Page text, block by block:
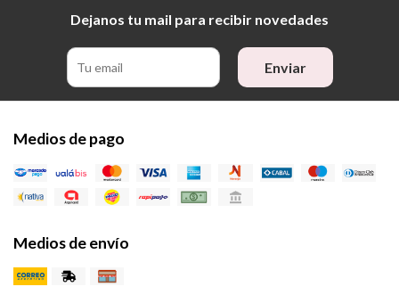
Dejanos tu mail para recibir novedades
Enviar
Medios de pago
Medios de envío